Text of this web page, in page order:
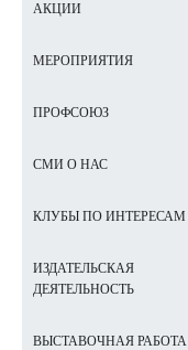
АКЦИИ
МЕРОПРИЯТИЯ
ПРОФСОЮЗ
СМИ О НАС
КЛУБЫ ПО ИНТЕРЕСАМ
ИЗДАТЕЛЬСКАЯ
ДЕЯТЕЛЬНОСТЬ
ВЫСТАВОЧНАЯ РАБОТА